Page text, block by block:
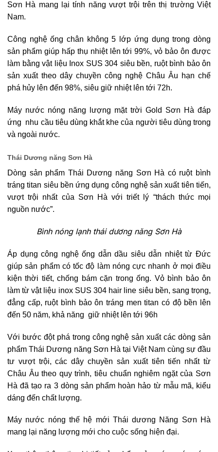
Sơn Hà mang lại tính năng vượt trội trên thị trường Việt
Nam.
Công nghệ ống chân không 5 lớp ứng dụng trong dòng
sản phẩm giúp hấp thụ nhiệt lên tới 99%, vỏ bảo ôn được
làm bằng vật liệu Inox SUS 304 siêu bền, ruột bình bảo ôn
sản xuất theo dây chuyền công nghệ Châu Âu hạn chế
phá hủy lên đến 98%, siêu giữ nhiệt lên tới 72h.
Máy nước nóng năng lượng mặt trời Gold Sơn Hà đáp
ứng nhu cầu tiêu dùng khắt khe của người tiêu dùng trong
và ngoài nước.
Thái Dương năng Sơn Hà
Dòng sản phẩm Thái Dương năng Sơn Hà có ruột bình
tráng titan siêu bền ứng dụng công nghệ sản xuất tiên tiến,
vượt trội nhất của Sơn Hà với triết lý “thách thức mọi
nguồn nước”.
Bình nóng lạnh thái dương năng Sơn Hà
Áp dụng công nghệ ống dẫn dầu siêu dẫn nhiệt từ Đức
giúp sản phẩm có tốc độ làm nóng cực nhanh ở mọi điều
kiện thời tiết, chống bám cặn trong ống. Vỏ bình bảo ôn
làm từ vật liệu inox SUS 304 hair line siêu bền, sang trọng,
đẳng cấp, ruột bình bảo ôn tráng men titan có độ bền lên
đến 50 năm, khả năng giữ nhiệt lên tới 96h
Với bước đột phá trong công nghệ sản xuất các dòng sản
phẩm Thái Dương năng Sơn Hà tại Việt Nam cùng sự đầu
tư vượt trội, các dây chuyền sản xuất tiên tiến nhất từ
Châu Âu theo quy trình, tiêu chuẩn nghiêm ngặt của Sơn
Hà đã tạo ra 3 dòng sản phẩm hoàn hảo từ mẫu mã, kiểu
dáng đến chất lượng.
Máy nước nóng thế hệ mới Thái dương Năng Sơn Hà
mang lại năng lượng mới cho cuộc sống hiện đại.